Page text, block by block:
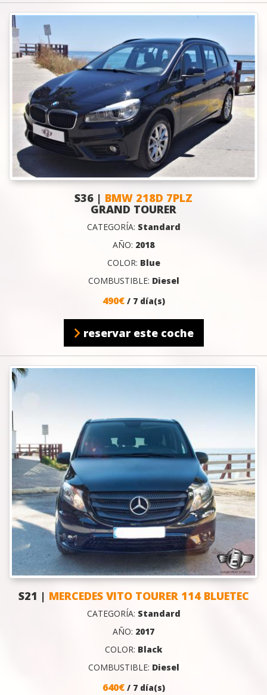
S36 | BMW 218D 7PLZ
GRAND TOURER
CATEGORÍA: Standard
AÑO: 2018
COLOR: Blue
COMBUSTIBLE: Diesel
490€ / 7 día(s)
reservar este coche
S21 | MERCEDES VITO TOURER 114 BLUETEC
CATEGORÍA: Standard
AÑO: 2017
COLOR: Black
COMBUSTIBLE: Diesel
640€ / 7 día(s)